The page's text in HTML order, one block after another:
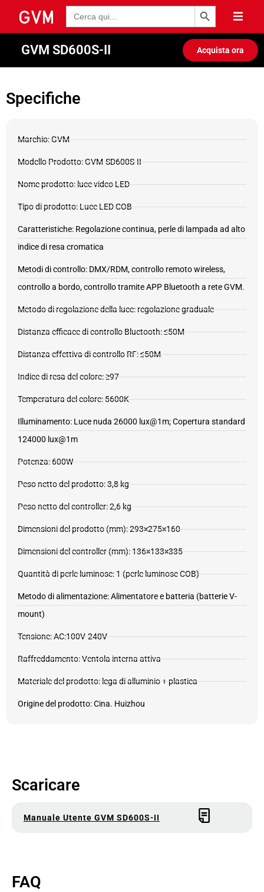
Ricerca
per:
Pulsante di ricerca
GVM SD600S-II Acquista ora
Specifiche
Marchio: GVM
Modello Prodotto: GVM-SD600S-II
Nome prodotto: luce video LED
Tipo di prodotto: Luce LED COB
Caratteristiche: Regolazione continua, perle di lampada ad alto
indice di resa cromatica
Metodi di controllo: DMX/RDM, controllo remoto wireless,
controllo a bordo, controllo tramite APP Bluetooth a rete GVM.
Metodo di regolazione della luce: regolazione graduale
Distanza efficace di controllo Bluetooth: ≤50M
Distanza effettiva di controllo RF: ≤50M
Indice di resa del colore: ≥97
Temperatura del colore: 5600K
Illuminamento: Luce nuda 26000 lux@1m; Copertura standard
124000 lux@1m
Potenza: 600W
Peso netto del prodotto: 3,8 kg
Peso netto del controller: 2,6 kg
Dimensioni del prodotto (mm): 293×275×160
Dimensioni del controller (mm): 136×133×335
Quantità di perle luminose: 1 (perle luminose COB)
Metodo di alimentazione: Alimentatore e batteria (batterie V-
mount)
Tensione: AC:100V-240V
Raffreddamento: Ventola interna attiva
Materiale del prodotto: lega di alluminio + plastica
Origine del prodotto: Cina. Huizhou
Scaricare
Manuale Utente GVM SD600S-II
FAQ